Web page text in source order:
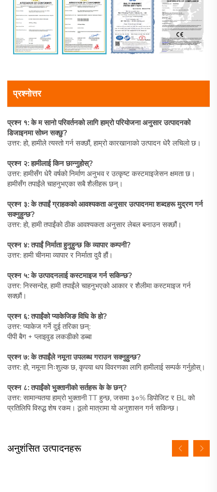
प्रश्नोत्तर
प्रश्न १: के म सानो परिवर्तनको लागि हाम्रो परियोजना अनुसार उत्पादनको
डिजाइनमा सोध्न सक्छु?
उत्तर: हो, हामीले त्यस्तो गर्न सक्छौं, हाम्रो कारखानाको उत्पादन धेरै लचिलो छ।
प्रश्न २: हामीलाई किन छान्नुहोस्?
उत्तर: हामीसँग धेरै वर्षको निर्माण अनुभव र उत्कृष्ट कस्टमाइजेसन क्षमता छ।
हामीसँग तपाईंले चाहनुभएका सबै शैलीहरू छन्।
प्रश्न ३: के तपाईं ग्राहकको आवश्यकता अनुसार उत्पादनमा शब्दहरू मुद्रण गर्न
सक्नुहुन्छ?
उत्तर: हो, हामी तपाईंको ठीक आवश्यकता अनुसार लेबल बनाउन सक्छौं।
प्रश्न ४: तपाईं निर्माता हुनुहुन्छ कि व्यापार कम्पनी?
उत्तर: हामी चीनमा व्यापार र निर्माता दुवै हौं।
प्रश्न ५: के उत्पादनलाई कस्टमाइज गर्न सकिन्छ?
उत्तर: निस्सन्देह, हामी तपाईंले चाहनुभएको आकार र शैलीमा कस्टमाइज गर्न
सक्छौं।
प्रश्न ६: तपाईंको प्याकेजिङ विधि के हो?
उत्तर: प्याकेज गर्ने दुई तरिका छन्:
पीपी बैग + प्लाइवुड लकडीको डब्बा
प्रश्न ७: के तपाईंले नमूना उपलब्ध गराउन सक्नुहुन्छ?
उत्तर: हो, नमूना निःशुल्क छ, कृपया थप विवरणका लागि हामीलाई सम्पर्क गर्नुहोस्।
प्रश्न ८: तपाईंको भुक्तानीको सर्तहरू के के छन्?
उत्तर: सामान्यतया हाम्रो भुक्तानी TT हुन्छ, जसमा ३०% डिपोजिट र BL को
प्रतिलिपि विरुद्ध शेष रकम। ठूलो मात्रामा यो अनुशासन गर्न सकिन्छ।
अनुशंसित उत्पादनहरू